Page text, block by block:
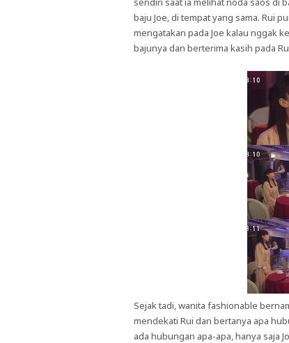
baju Joe, di tempat yang sama. Rui
mengatakan pada Joe kalau nggak
bajunya dan berterima kasih pada
Sejak tadi, wanita fashionable
mendekati Rui dan bertanya apa
ada hubungan apa-apa, hanya saja